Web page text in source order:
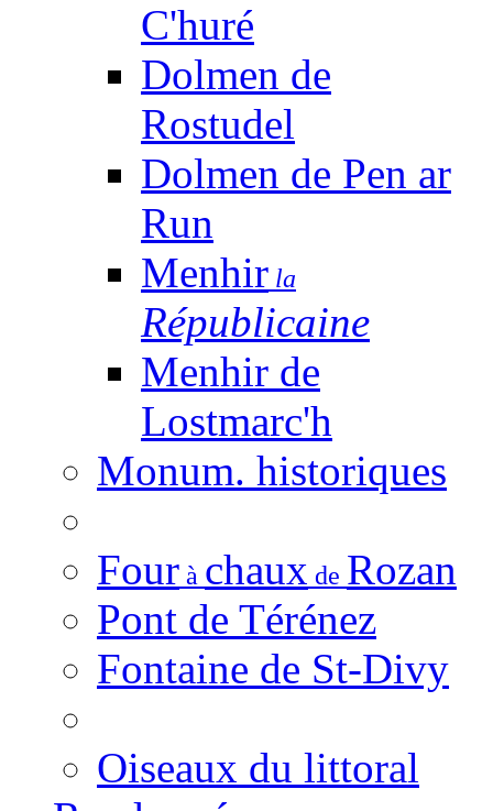
C'huré
Dolmen de
Rostudel
Dolmen de Pen ar
Run
Menhir la
Républicaine
Menhir de
Lostmarc'h
Monum. historiques
Four à chaux de Rozan
Pont de Térénez
Fontaine de St-Divy
Oiseaux du littoral